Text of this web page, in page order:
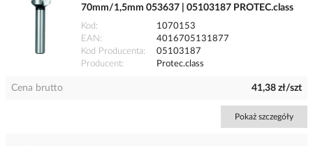
70mm/1,5mm 053637 | 05103187 PROTEC.class
Kod
1070153
EAN
4016705131877
Kod Producenta
05103187
Producent
Protec.class
Cena brutto 41,38 zł/szt
Pokaż szczegóły